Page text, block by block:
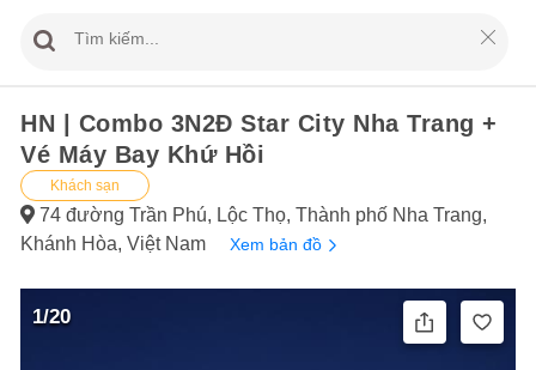
HN | Combo 3N2Đ Star City Nha Trang +
Vé Máy Bay Khứ Hồi
Khách sạn
74 đường Trần Phú, Lộc Thọ, Thành phố Nha Trang,
Khánh Hòa, Việt Nam
Xem bản đồ
1/20